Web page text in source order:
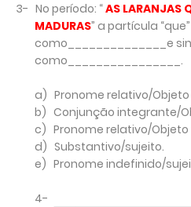
3- No período: “AS LARANJAS
MADURAS” a partícula
como______________e
como________________.
a) Pronome relativo/
b) Conjunção integrante/
c) Pronome relativo/Objeto
d) Substantivo/sujeito.
e) Pronome indefinido/
4-